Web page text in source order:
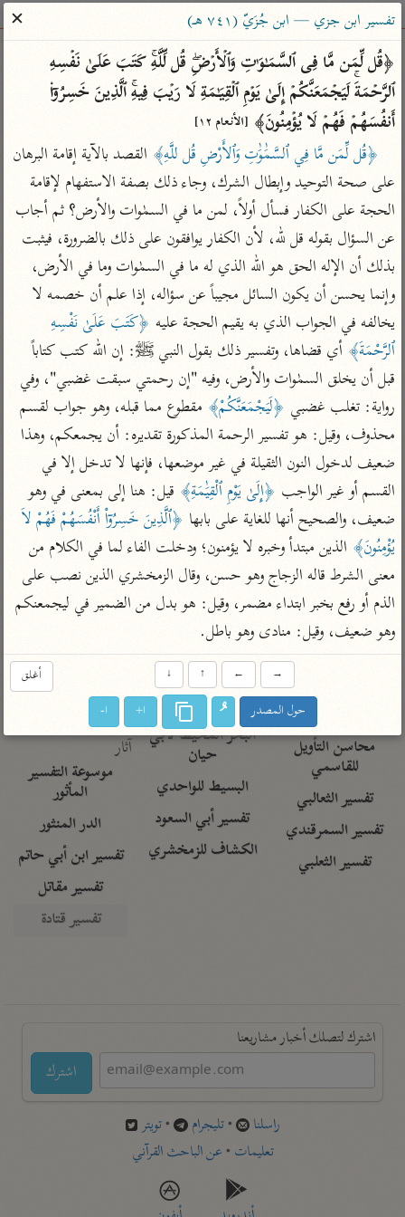
ساهم معنا في نشر القرآن والعلم الشرعي
الباحث القرآني
بحث تفسير علوم مصاحف معاجم
Type 2 or more characters for results.
Type 1 or more
characters for results.
أمّهات
تفسير الطبري
تفسير ابن كثير
تفسير القرطبي
تفسير البغوي
جمع الأقوال
تفسير ابن الجوزي
تفسير الماوردي
منتقاة
تفسير ابن القيم
تفسير ابن تيمية
عامّة
تفسير السمعاني
تفسير مكّي
محاسن التأويل
للقاسمي
تفسير الثعالبي
تفسير السمرقندي
تفسير الثعلبي
عامّة
فتح البيان للقنوجي
فتح القدير للشوكاني
تفسير ابن جزي
موسوعات
تفسير الآلوسي
تفسير الرازي
أخرى
أضواء البيان
نظم الدرر للبقاعي
لغة وبلاغة
التحرير والتنوير
المحرر الوجيز لابن
عطية
البحر المحيط لأبي
حيان
البسيط للواحدي
تفسير أبي السعود
الكشاف للزمخشري
معاصرة
الميسر
المختصر في
التفسير
تفسير السعدي
أيسر التفاسير
القرآن – تدبر وعمل
تفسير ابن عثيمين
مركَّزة العبارة
تفسير الجلالين
جامع البيان للإيجي
تفسير البيضاوي
تفسير النسفي
الوجيز للواحدي
تفسير ابن أبي زمنين
آثار
موسوعة التفسير
المأثور
الدر المنثور
تفسير ابن أبي حاتم
تفسير مقاتل
تفسير قتادة
اشترك لتصلك أخبار مشاريعنا
اشترك
راسلنا •تليجرام •تويتر
تعليمات •عن الباحث القرآني
تفسير ابن جزي — ابن جُزَيّ (٧٤١ هـ)
✕
أَنفُسَهُمۡ فَهُمۡ لَا یُؤۡمِنُونَ﴾ [الأنعام ١٢]
﴿قُل لِّمَن مَّا فِي ٱلسَّمَٰوَٰتِ وَٱلأَرْضِ قُل للَّهِ﴾
يخالفه في الجواب الذي به يقيم الحجة عليه
ٱلرَّحْمَةَ﴾
أي قضاها، وتفسير ذلك بقول النبي ﷺ: إن الله كتب كتاباً
رواية: تغلب غضبي ﴿لَيَجْمَعَنَّكُمْ﴾
القسم أو غير الواجب ﴿إِلَىٰ يَوْمِ ٱلْقِيَٰمَةِ﴾
قيل: هنا إلى بمعنى في وهو
ضعيف، والصحيح أنها للغاية على بابها
يُؤْمِنُونَ﴾
وهو ضعيف، وقيل: منادى وهو باطل.
أغلق →
←
↑
↓
حول المصدر ا+ ا-